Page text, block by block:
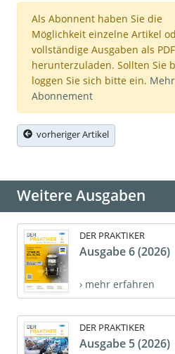
Als Abonnent haben Sie die
Möglichkeit einzelne Artikel
vollständige Ausgaben als
herunterzuladen. Sollten Sie
loggen Sie sich bitte ein.
Abonnement
vorheriger Artikel
Weitere Ausgaben
DER PRAKTIKER
Ausgabe 6 (2026)
› mehr erfahren
DER PRAKTIKER
Ausgabe 5 (2026)